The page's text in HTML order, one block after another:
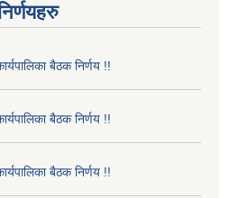
बैठक निर्णय !!
बैठक निर्णय !!
बैठक निर्णय !!